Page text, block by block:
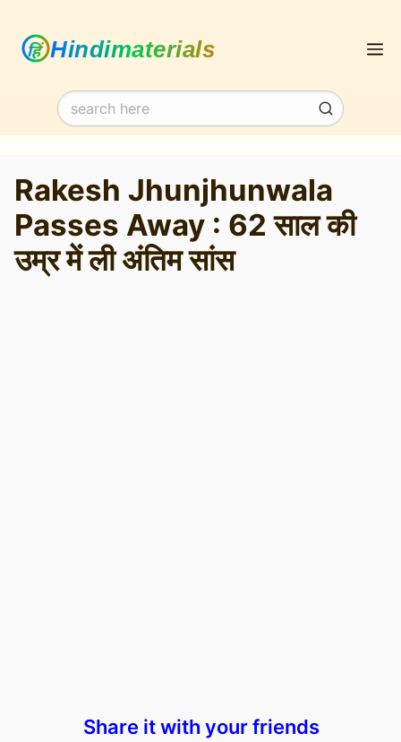
content
Rakesh Jhunjhunwala
Passes Away : 62 साल की
उम्र में ली अंतिम सांस
Share it with your friends